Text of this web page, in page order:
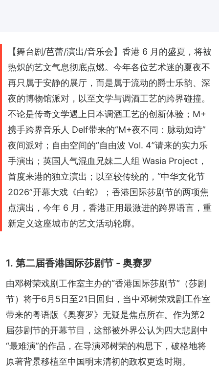
【舞台剧/芭蕾/演出/音乐会】香港 6 月的盛夏，将被
热炽的艺文气息彻底点燃。今年各位艺术迷的夏夜不
再只属于安静的展厅，而是属于流动的爵士乐韵、深
夜的博物馆派对，以至文学与调酒工艺的跨界碰撞。
不论是传奇文学遇上日本调酒工艺的创新体验；M+
携手跨界音乐人 Delf带来的“M+夜不同：脉动如诗”
夜间派对；自由空间的“自由波 Vol. 4”请来的实力乐
手演出；英国人气混血兄妹二人组 Wasia Project，
首度来港的独立演出；以至较传统的，“中华文化节
2026”开幕大戏《白蛇》；香港国际莎剧节的两项焦
点演出，今年 6 月，香港正用最激进的跨界语言，重
新定义这座城市的艺文活动轮廓。
1. 第二届香港国际莎剧节 - 奥赛罗
由邓树荣戏剧工作室主办的“香港国际莎剧节”（莎剧
节）将于6月5日至21日回归，当中邓树荣戏剧工作室
带来的粤语版《奥赛罗》无疑是焦点所在。作为第2
届莎剧节的开幕节目，这部被外界公认为四大悲剧中
“最难演”的作品，在导演邓树荣的构思下，破格地将
原著背景移植至中国明末清初的政权更迭时期。